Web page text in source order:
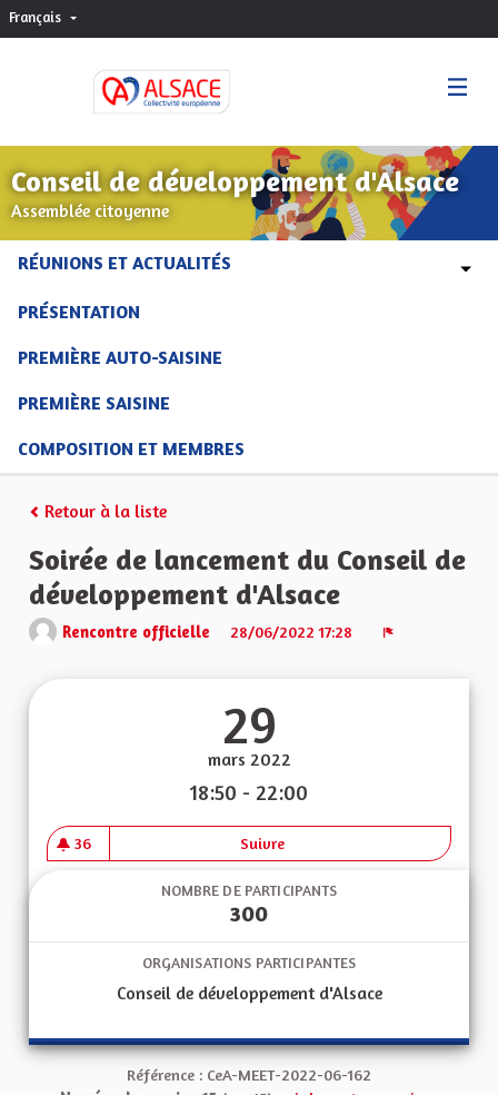
Français Choisir la langue
Conseil de développement d'Alsace
Assemblée citoyenne
RÉUNIONS ET ACTUALITÉS
PRÉSENTATION
PREMIÈRE AUTO-SAISINE
PREMIÈRE SAISINE
COMPOSITION ET MEMBRES
Retour à la liste
Soirée de lancement du Conseil de
développement d'Alsace
Rencontre officielle
28/06/2022 17:28
29
mars 2022
18:50 - 22:00
36
36 abonnés
Suivre Soirée de lancement du
NOMBRE DE PARTICIPANTS
300
ORGANISATIONS PARTICIPANTES
Conseil de développement d'Alsace
Référence : CeA-MEET-2022-06-162